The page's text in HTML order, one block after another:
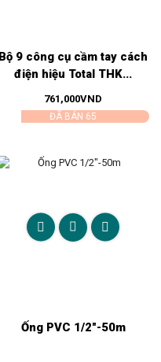
Bộ 9 công cụ cầm tay cách
điện hiệu Total THK...
761,000VND
ĐÃ BÁN 65
Ống PVC 1/2″-50m